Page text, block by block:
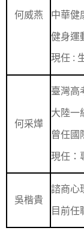
何威燕 中華健
健身運
現任 :
何采燁
臺灣高
大陸一
曾任國
現任：
吳楷貴
諮商心
目前任